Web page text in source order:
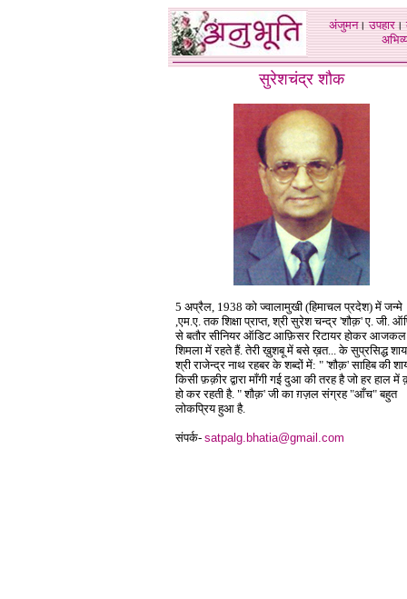
अंजुमन।उपहार।
सुरेशचंद्र शौक
5 अप्रैल, 1938 को ज्वालामुखी (हिमाचल प्रदेश) में जन्मे
,एम.ए. तक शिक्षा प्राप्त, श्री सुरेश चन्द्र 'शौक़' ए. जी.
से बतौर सीनियर ऑडिट आफ़िसर रिटायर होकर आजकल
शिमला में रहते हैं. तेरी ख़ुशबू में बसे ख़त... के सुप्रसिद्ध
श्री राजेन्द्र नाथ रहबर के शब्दों में: " 'शौक़' साहिब की
किसी फ़क़ीर द्वारा माँगी गईदुआ की तरह है जो हर हाल में
हो कर रहती है. " शौक़' जी का ग़ज़ल संग्रह "आँच" बहुत
लोकप्रिय हुआ है.
संपर्क- satpalg.bhatia@gmail.com